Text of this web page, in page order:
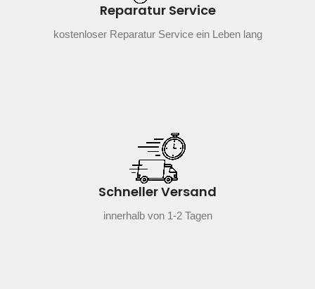
Reparatur Service
kostenloser Reparatur Service ein Leben lang
Schneller Versand
innerhalb von 1-2 Tagen